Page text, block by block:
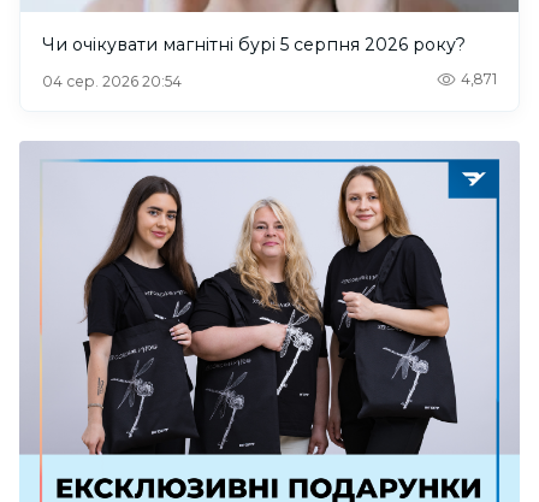
Чи очікувати магнітні бурі 5 серпня 2026 року?
04 сер. 2026 20:54 4,871